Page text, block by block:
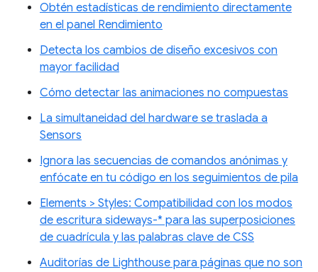
Obtén estadísticas de rendimiento directamente
en el panel Rendimiento
Detecta los cambios de diseño excesivos con
mayor facilidad
Cómo detectar las animaciones no compuestas
La simultaneidad del hardware se traslada a
Sensors
Ignora las secuencias de comandos anónimas y
enfócate en tu código en los seguimientos de pila
Elements > Styles: Compatibilidad con los modos
de escritura sideways-* para las superposiciones
de cuadrícula y las palabras clave de CSS
Auditorías de Lighthouse para páginas que no son